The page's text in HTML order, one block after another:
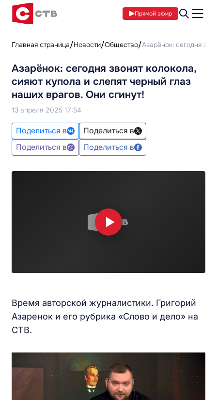
Прямой эфир
Главная страница Новости Общество Азарёнок: сегодня
Азарёнок: сегодня звонят колокола,
сияют купола и слепят черный глаз
наших врагов. Они сгинут!
13 апреля 2025 17:54
Поделиться в
Поделиться в
Поделиться в
Поделиться в
Время авторской журналистики. Григорий
Азаренок и его рубрика «Слово и дело» на
СТВ.